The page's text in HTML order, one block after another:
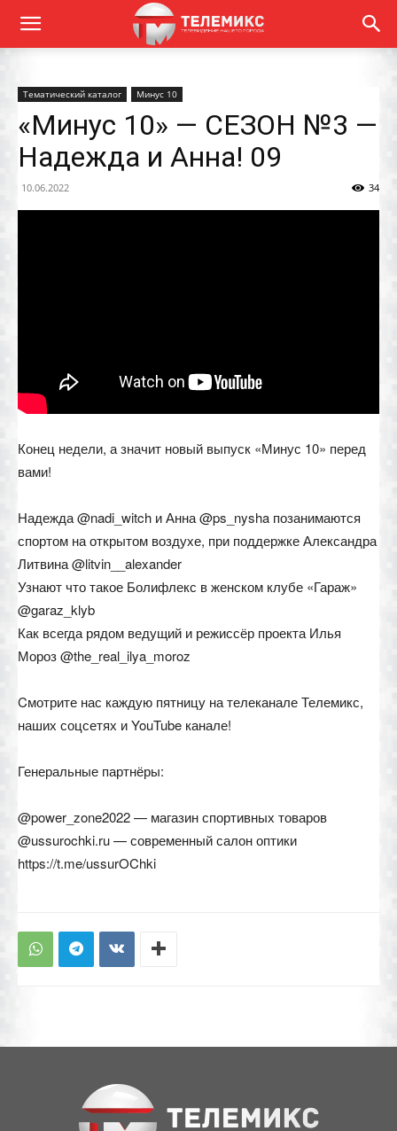
Тематический каталог Минус 10
«Минус 10» — СЕЗОН №3 —
Надежда и Анна! 09
10.06.2022 34
Конец недели, а значит новый выпуск «Минус 10» перед
вами!
Надежда @nadi_witch и Анна @ps_nysha позанимаются
спортом на открытом воздухе, при поддержке Александра
Литвина @litvin__alexander
Узнают что такое Болифлекс в женском клубе «Гараж»
@garaz_klyb
Как всегда рядом ведущий и режиссёр проекта Илья
Мороз @the_real_ilya_moroz
Cмотрите нас каждую пятницу на телеканале Телемикс,
наших соцсетях и YouTube канале!
Генеральные партнёры:
@power_zone2022 — магазин спортивных товаров
@ussurochki.ru — современный салон оптики
https://t.me/ussurOChki